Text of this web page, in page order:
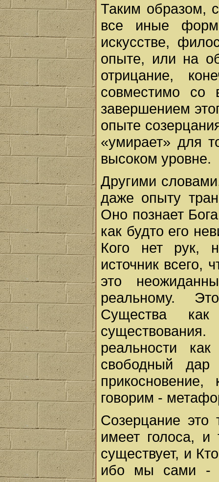
Таким образом,
все иные
искусстве,
опыте, или на
отрицание,
совместимо со
завершением
опыте
«умирает» для
высоком уровне.
Другими
даже опыту
Оно познает
как будто его
Кого нет рук,
источник всего,
это
реальному.
Существа как
реальности
свободный дар
говорим -
Созерцание это
имеет голоса,
существует, и
ибо мы сами -